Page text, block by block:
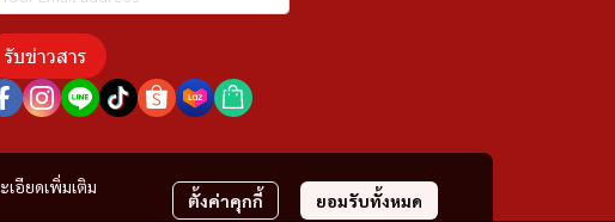
อียดเพิ่มเติม
ตั้งค่าคุกกี้ ยอมรับทั้งหมด
รับข่าวสาร